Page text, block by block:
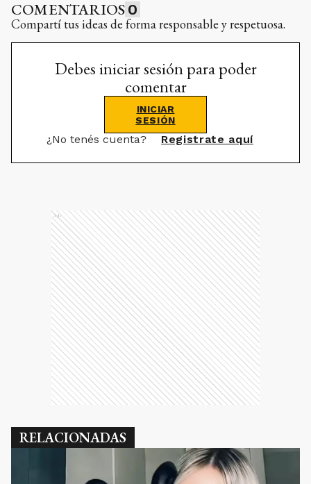
COMENTARIOS 0
Compartí tus ideas de forma responsable y respetuosa.
Debes iniciar sesión para poder
comentar
INICIAR
SESIÓN
¿No tenés cuenta? Registrate aquí
Ads
RELACIONADAS